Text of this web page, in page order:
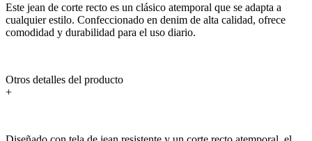
Este jean de corte recto es un clásico atemporal que se adapta a
cualquier estilo. Confeccionado en denim de alta calidad, ofrece
comodidad y durabilidad para el uso diario.
Otros detalles del producto
+